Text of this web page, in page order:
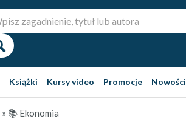
Książki Kursy video Promocje Nowości
» 📚 Ekonomia